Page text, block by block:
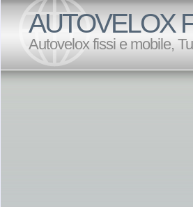
AUTOVELOX
Autovelox fissi e mobile,